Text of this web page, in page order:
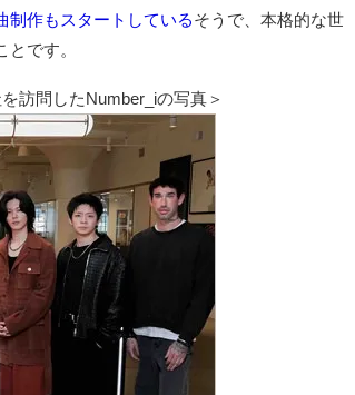
制作もスタートしているそうで、本格的な世
です。
訪問したNumber_iの写真＞